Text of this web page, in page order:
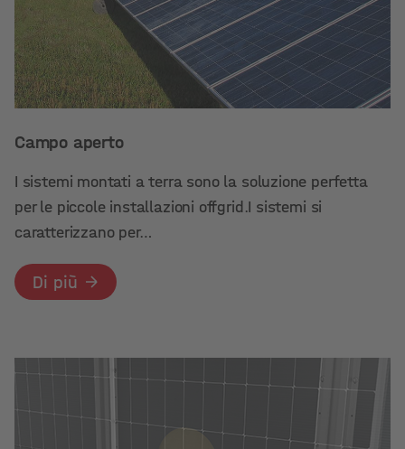
Campo aperto
I sistemi montati a terra sono la soluzione perfetta
per le piccole installazioni offgrid.I sistemi si
caratterizzano per…
Di più